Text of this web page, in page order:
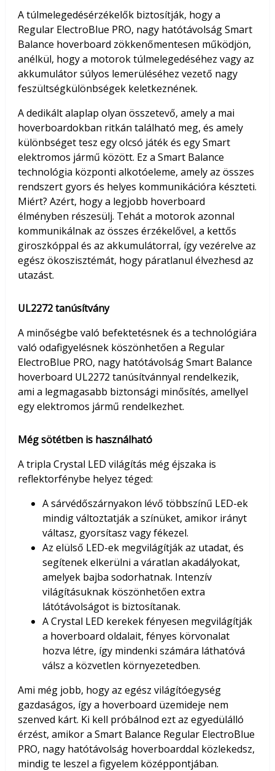
A túlmelegedésérzékelők biztosítják, hogy a
Regular ElectroBlue PRO, nagy hatótávolság Smart
Balance hoverboard zökkenőmentesen működjön,
anélkül, hogy a motorok túlmelegedéséhez vagy az
akkumulátor súlyos lemerüléséhez vezető nagy
feszültségkülönbségek keletkeznének.
A dedikált alaplap olyan összetevő, amely a mai
hoverboardokban ritkán található meg, és amely
különbséget tesz egy olcsó játék és egy Smart
elektromos jármű között. Ez a Smart Balance
technológia központi alkotóeleme, amely az összes
rendszert gyors és helyes kommunikációra készteti.
Miért? Azért, hogy a legjobb hoverboard
élményben részesülj. Tehát a motorok azonnal
kommunikálnak az összes érzékelővel, a kettős
giroszkóppal és az akkumulátorral, így vezérelve az
egész ökoszisztémát, hogy páratlanul élvezhesd az
utazást.
UL2272 tanúsítvány
A minőségbe való befektetésnek és a technológiára
való odafigyelésnek köszönhetően a Regular
ElectroBlue PRO, nagy hatótávolság Smart Balance
hoverboard UL2272 tanúsítvánnyal rendelkezik,
ami a legmagasabb biztonsági minősítés, amellyel
egy elektromos jármű rendelkezhet.
Még sötétben is használható
A tripla Crystal LED világítás még éjszaka is
reflektorfénybe helyez téged:
A sárvédőszárnyakon lévő többszínű LED-ek
mindig változtatják a színüket, amikor irányt
váltasz, gyorsítasz vagy fékezel.
Az elülső LED-ek megvilágítják az utadat, és
segítenek elkerülni a váratlan akadályokat,
amelyek bajba sodorhatnak. Intenzív
világításuknak köszönhetően extra
látótávolságot is biztosítanak.
A Crystal LED kerekek fényesen megvilágítják
a hoverboard oldalait, fényes körvonalat
hozva létre, így mindenki számára láthatóvá
válsz a közvetlen környezetedben.
Ami még jobb, hogy az egész világítóegység
gazdaságos, így a hoverboard üzemideje nem
szenved kárt. Ki kell próbálnod ezt az egyedülálló
érzést, amikor a Smart Balance Regular ElectroBlue
PRO, nagy hatótávolság hoverboarddal közlekedsz,
mindig te leszel a figyelem középpontjában.